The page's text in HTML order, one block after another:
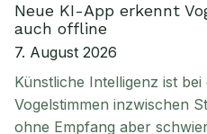
Neue KI-App erkennt
auch offline
7. August 2026
Künstliche Intelligenz ist
Vogelstimmen inzwischen
ohne Empfang aber